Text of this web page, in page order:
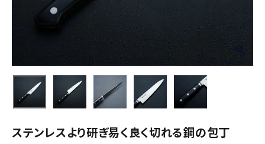
ステンレスより研ぎ易く良く切れる鋼の包丁